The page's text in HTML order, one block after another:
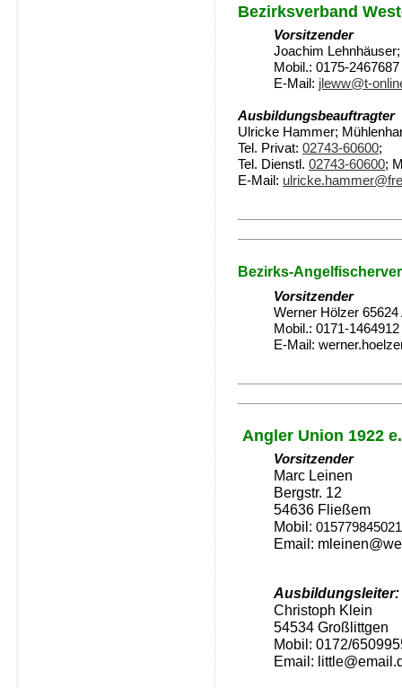
Bezirksverband
Vorsitzender
Joachim Lehnhäuser;
Mobil.: 0175-2467687
E-Mail: jleww@t-
Ausbildungsbeauftragter
Ulricke Hammer;
Tel. Privat: 02743-60600;
Tel. Dienstl. 02743-60600;
E-Mail:
Bezirks-
Vorsitzender
Werner Hölzer
Mobil.: 0171-1464912
E-Mail:
Angler Union 1922
Vorsitzender
Marc Leinen
Bergstr. 12
54636 Fließem
Mobil: 015779845021
Email:
Ausbildungsleiter:
Christoph Klein
54534 Großlittgen
Mobil: 0172/
Email: